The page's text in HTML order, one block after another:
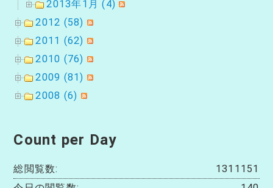
2013年1月 (4)
2012 (58)
2011 (62)
2010 (76)
2009 (81)
2008 (6)
Count per Day
1311151
総閲覧数: